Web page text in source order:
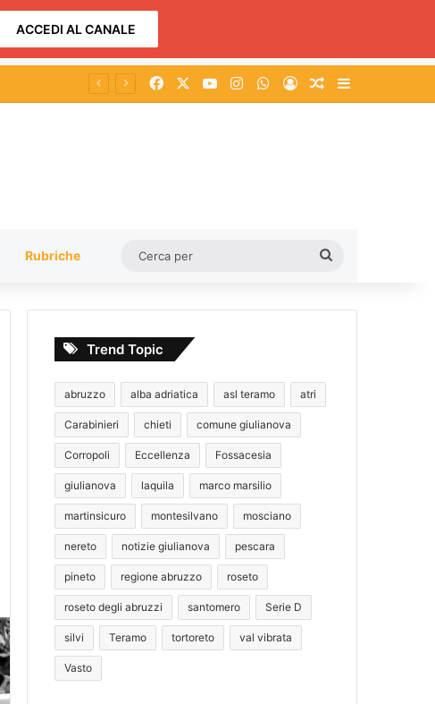
ACCEDI AL CANALE
Facebook You TubeInstagramWhatsApp
AccediUn articolo a
Rubriche
Trend Topic
abruzzo alba adriatica asl teramo atri
Carabinieri chieti comune giulianova
Corropoli Eccellenza Fossacesia
giulianova laquila marco marsilio
martinsicuro montesilvano mosciano
nereto notizie giulianova pescara
pineto regione abruzzo roseto
roseto degli abruzzi santomero Serie D
silvi Teramo tortoreto val vibrata
Vasto